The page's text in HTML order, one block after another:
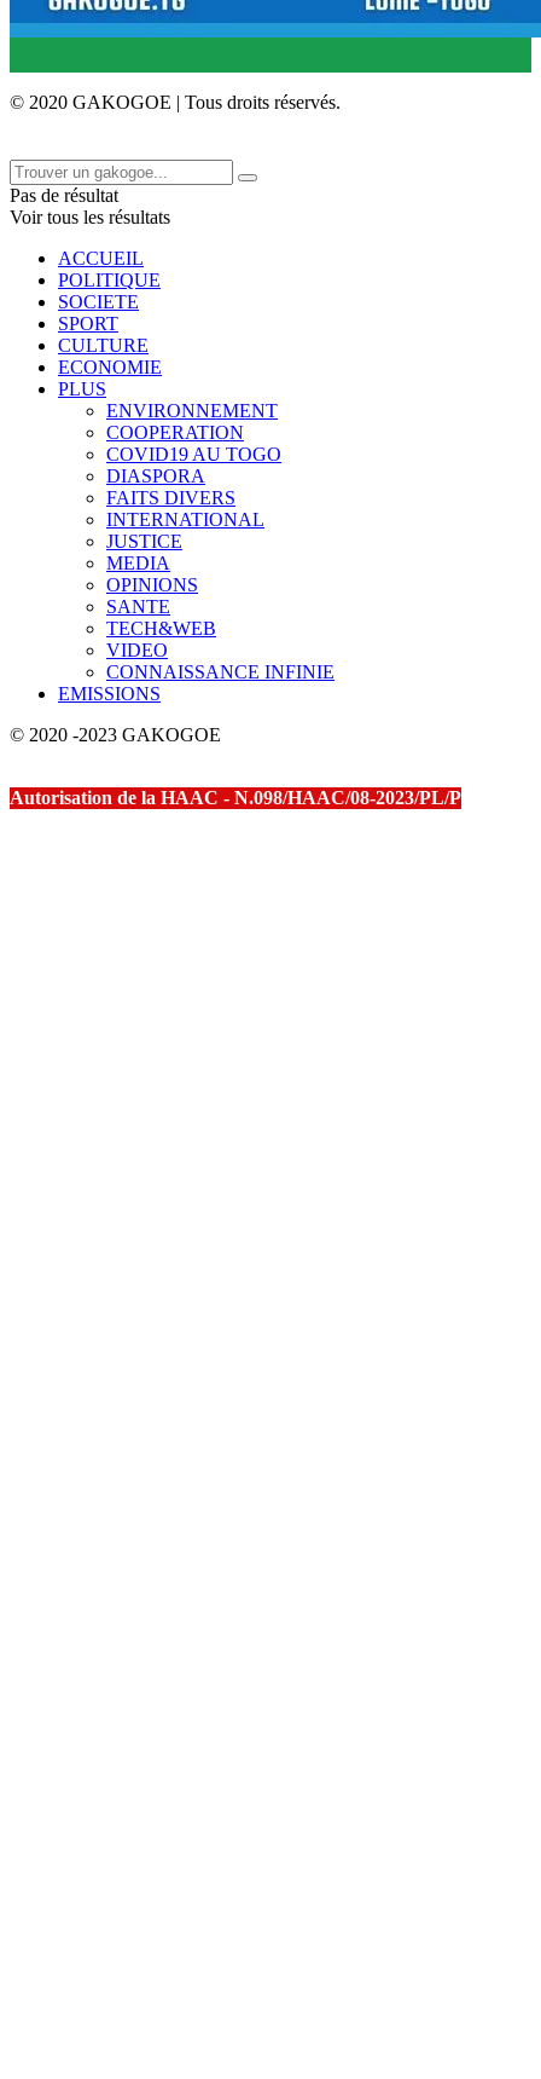
© 2020 GAKOGOE | Tous droits réservés.
Pas de résultat
Voir tous les résultats
ACCUEIL
POLITIQUE
SOCIETE
SPORT
CULTURE
ECONOMIE
PLUS
ENVIRONNEMENT
COOPERATION
COVID19 AU TOGO
DIASPORA
FAITS DIVERS
INTERNATIONAL
JUSTICE
MEDIA
OPINIONS
SANTE
TECH&WEB
VIDEO
CONNAISSANCE INFINIE
EMISSIONS
© 2020 -2023 GAKOGOE
Autorisation de la HAAC - N.098/HAAC/08-2023/PL/P